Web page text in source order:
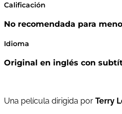
Calificación
No recomendada para
Idioma
Original en inglés con
Una película dirigida por Terry